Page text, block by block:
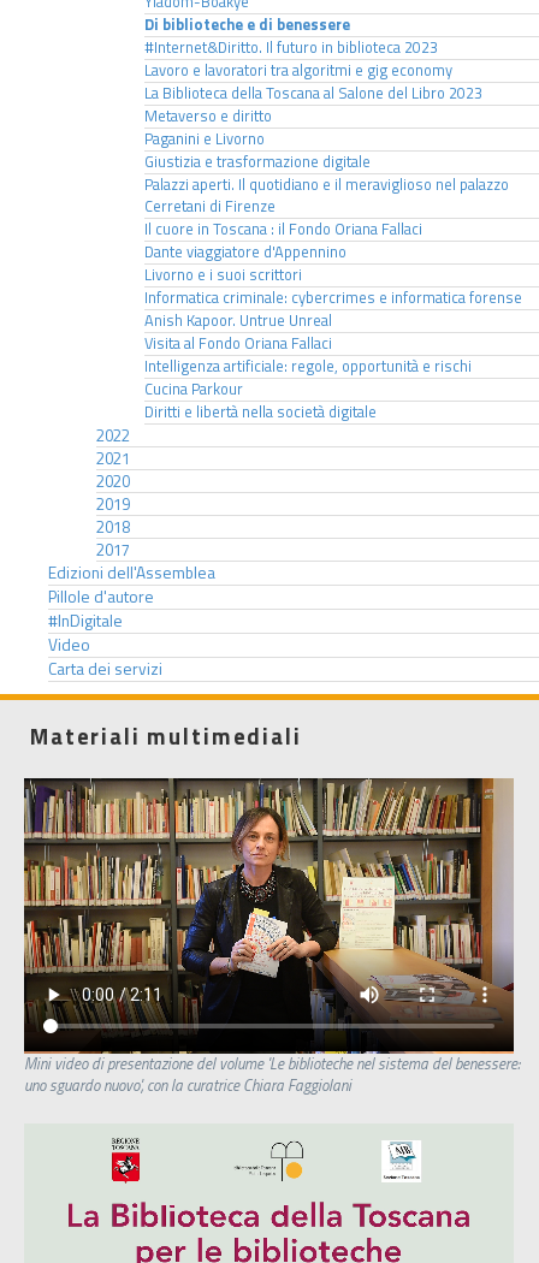
Di biblioteche e di benessere
#Internet&Diritto. Il futuro in biblioteca 2023
Lavoro e lavoratori tra algoritmi e gig economy
La Biblioteca della Toscana al Salone del Libro 2023
Metaverso e diritto
Paganini e Livorno
Giustizia e trasformazione digitale
Palazzi aperti. Il quotidiano e il meraviglioso nel palazzo
Cerretani di Firenze
Il cuore in Toscana : il Fondo Oriana Fallaci
Dante viaggiatore d'Appennino
Livorno e i suoi scrittori
Informatica criminale: cybercrimes e informatica forense
Anish Kapoor. Untrue Unreal
Visita al Fondo Oriana Fallaci
Intelligenza artificiale: regole, opportunità e rischi
Cucina Parkour
Diritti e libertà nella società digitale
2022
2021
2020
2019
2018
2017
Edizioni dell'Assemblea
Pillole d'autore
#InDigitale
Video
Carta dei servizi
Materiali multimediali
Mini video di presentazione del volume 'Le biblioteche nel sistema del benessere:
uno sguardo nuovo', con la curatrice Chiara Faggiolani